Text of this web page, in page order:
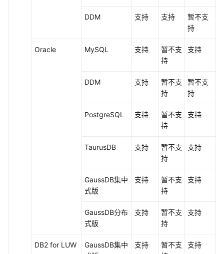
DDM 支持 支持
暂不支
持
Oracle MySQL 支持
暂不支
持
支持
DDM 支持
暂不支
持
暂不支
持
PostgreSQL 支持
暂不支
持
支持
TaurusDB 支持
暂不支
持
支持
GaussDB集中
式版
支持
暂不支
持
支持
GaussDB分布
式版
支持
暂不支
持
支持
DB2 for LUW
GaussDB集中
支持
暂不支
支持